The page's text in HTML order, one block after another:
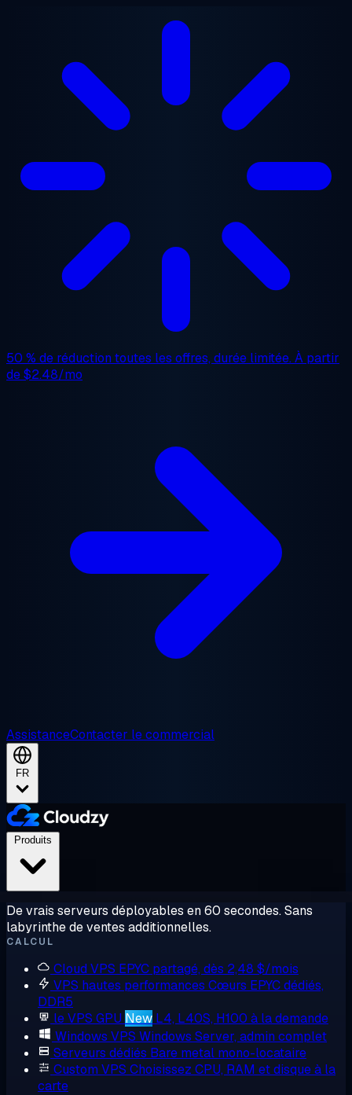
50 % de réduction toutes les offres, durée limitée. À partir
de$2.48/mo
AssistanceContacter le commercial
FR
De vrais serveurs déployables en 60 secondes. Sans
labyrinthe de ventes additionnelles.
CALCUL
Cloud VPS EPYC partagé, dès 2,48 $/mois
VPS hautes performances Cœurs EPYC dédiés,
DDR5
le VPS GPU New L4, L40S, H100 à la demande
Windows VPS Windows Server, admin complet
Serveurs dédiés Bare metal mono-locataire
Custom VPS Choisissez CPU, RAM et disque à la
carte